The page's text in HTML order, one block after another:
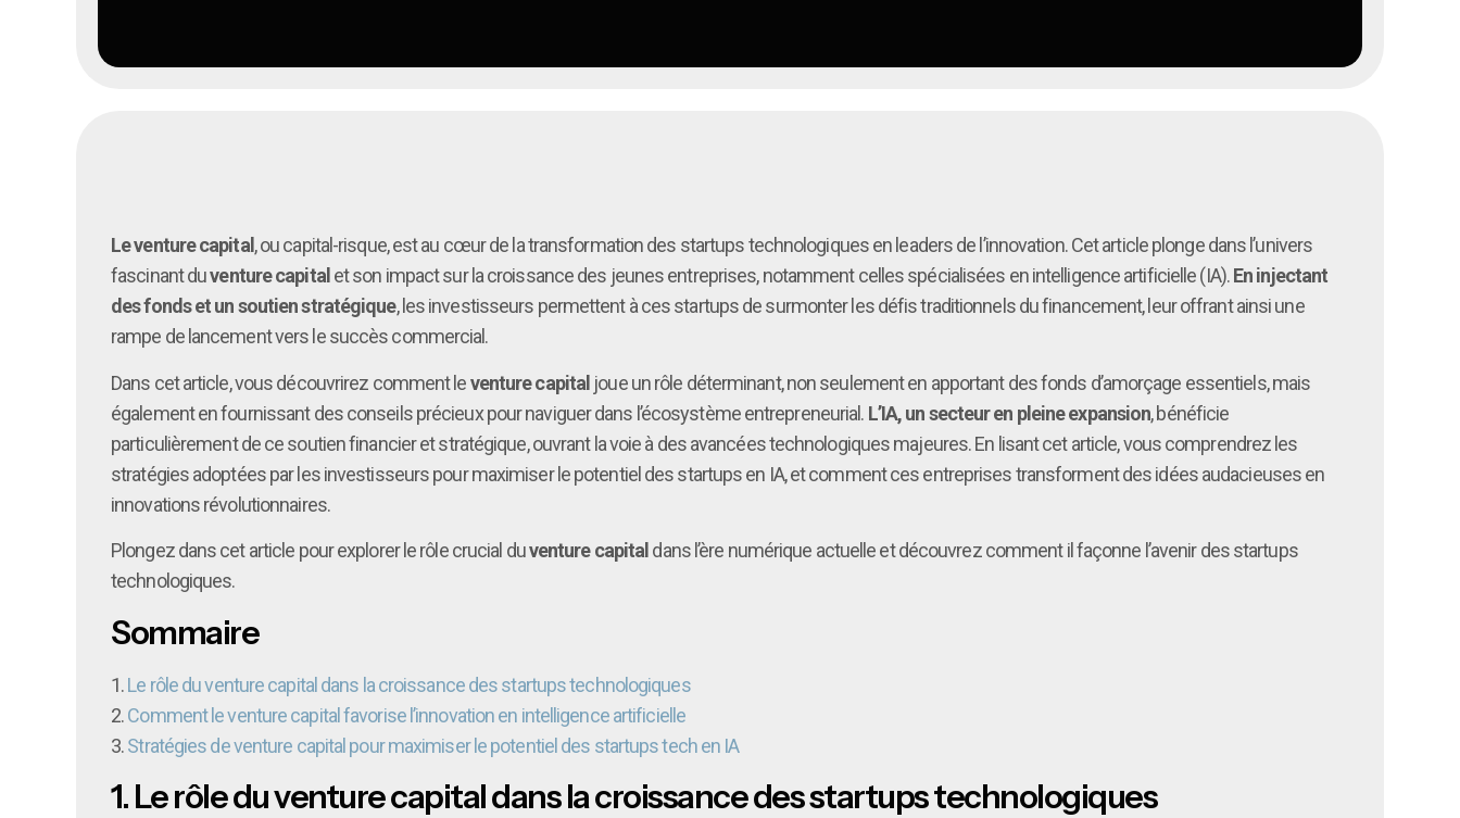
Le venture capital, ou capital-risque, est au cœur de la transformation des startups technologiques en leaders de l’innovation. Cet article plonge dans l’univers
fascinant duventure capital et son impact sur la croissance des jeunes entreprises, notamment celles spécialisées en intelligence artificielle (IA).En injectant
des fonds et un soutien stratégique, les investisseurs permettent à ces startups de surmonter les défis traditionnels du financement, leur offrant ainsi une
rampe de lancement vers le succès commercial.
Dans cet article, vous découvrirez comment leventure capital joue un rôle déterminant, non seulement en apportant des fonds d’amorçage essentiels, mais
également en fournissant des conseils précieux pour naviguer dans l’écosystème entrepreneurial. L’IA, un secteur en pleine expansion, bénéficie
particulièrement de ce soutien financier et stratégique, ouvrant la voie à des avancées technologiques majeures. En lisant cet article, vous comprendrez les
stratégies adoptées par les investisseurs pour maximiser le potentiel des startups en IA, et comment ces entreprises transforment des idées audacieuses en
innovations révolutionnaires.
Plongez dans cet article pour explorer le rôle crucial duventure capital dans l’ère numérique actuelle et découvrez comment il façonne l’avenir des startups
technologiques.
Sommaire
1.Le rôle du venture capital dans la croissance des startups technologiques
2.Comment le venture capital favorise l’innovation en intelligence artificielle
3.Stratégies de venture capital pour maximiser le potentiel des startups tech en IA
1.Le rôle du venture capital dans la croissance des startups technologiques